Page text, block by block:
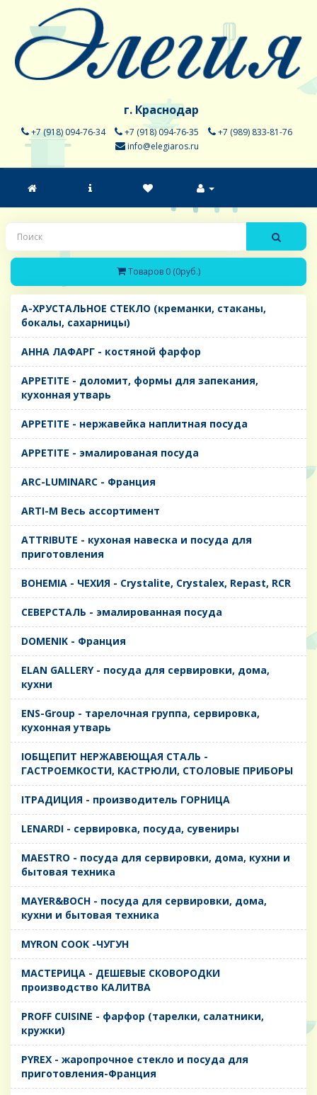
г. Краснодар
+7 (918) 094-76-34 +7 (918) 094-76-35
+7 (989) 833-81-76
info@elegiaros.ru
Товаров 0 (0руб.)
A-ХРУСТАЛЬНОЕ СТЕКЛО (креманки, стаканы,
бокалы, сахарницы)
AHHA ЛАФАРГ - костяной фарфор
APPETITE - доломит, формы для запекания,
кухонная утварь
APPETITE - нержавейка наплитная посуда
APPETITE - эмалированая посуда
ARC-LUMINARC - Франция
ARTI-M Весь ассортимент
ATTRIBUTE - кухоная навеска и посуда для
приготовления
BOHEMIA - ЧЕХИЯ - Crystalite, Crystalex, Repast, RCR
CЕВЕРСТАЛЬ - эмалированная посуда
DOMENIK - Франция
ELAN GALLERY - посуда для сервировки, дома,
кухни
ENS-Group - тарелочная группа, сервировка,
кухонная утварь
IОБЩЕПИТ НЕРЖАВЕЮЩАЯ СТАЛЬ -
ГАСТРОЕМКОСТИ, КАСТРЮЛИ, СТОЛОВЫЕ ПРИБОРЫ
IТРАДИЦИЯ - производитель ГОРНИЦА
LENARDI - сервировка, посуда, сувениры
MAESTRO - посуда для сервировки, дома, кухни и
бытовая техника
MAYER&BOCH - посуда для сервировки, дома,
кухни и бытовая техника
MYRON COOK -ЧУГУН
MАСТЕРИЦА - ДЕШЕВЫЕ СКОВОРОДКИ
производство КАЛИТВА
PROFF CUISINE - фарфор (тарелки, салатники,
кружки)
PYREX - жаропрочное стекло и посуда для
приготовления-Франция